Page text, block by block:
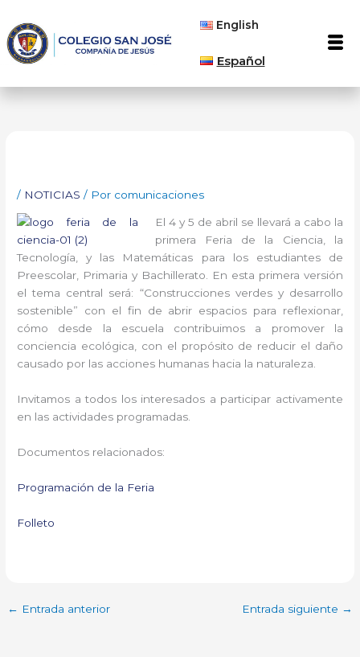
contenido
English
Español
/ NOTICIAS / Por comunicaciones
El 4 y 5 de abril se llevará a cabo la
primera Feria de la Ciencia, la
Tecnología, y las Matemáticas para los estudiantes de
Preescolar, Primaria y Bachillerato. En esta primera versión
el tema central será: “Construcciones verdes y desarrollo
sostenible” con el fin de abrir espacios para reflexionar,
cómo desde la escuela contribuimos a promover la
conciencia ecológica, con el propósito de reducir el daño
causado por las acciones humanas hacia la naturaleza.
Invitamos a todos los interesados a participar activamente
en las actividades programadas.
Documentos relacionados:
Programación de la Feria
Folleto
← Entrada anterior Entrada siguiente →